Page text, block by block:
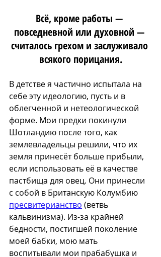
Всё, кроме работы —
повседневной или духовной —
считалось грехом и заслуживало
всякого порицания.
В детстве я частично испытала на
себе эту идеологию, пусть и в
облегченной и нетеологической
форме. Мои предки покинули
Шотландию после того, как
землевладельцы решили, что их
земля принесёт больше прибыли,
если использовать её в качестве
пастбища для овец. Они принесли
с собой в Британскую Колумбию
пресвитерианство (ветвь
кальвинизма). Из-за крайней
бедности, постигшей поколение
моей бабки, мою мать
воспитывали мои прабабушка и